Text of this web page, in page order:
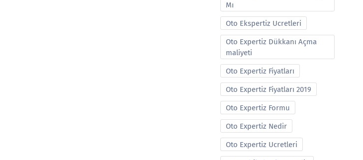
Mı
Oto Ekspertiz Ucretleri
Oto Expertiz Dükkanı Açma
maliyeti
Oto Expertiz Fiyatları
Oto Expertiz Fiyatları 2019
Oto Expertiz Formu
Oto Expertiz Nedir
Oto Expertiz Ucretleri